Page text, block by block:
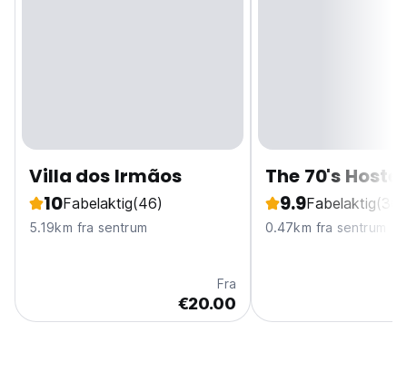
Villa dos Irmãos
10Fabelaktig(46)
5.19km fra sentrum
Fra
€20.00
The 70's Hostel
9.9Fabelaktig
0.47km fra sentrum